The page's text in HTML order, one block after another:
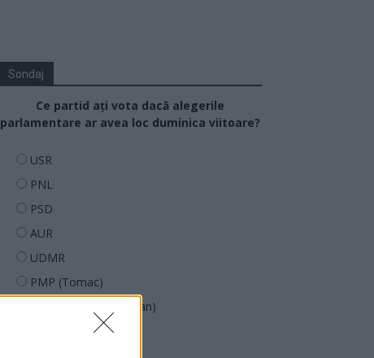
Sondaj
Ce partid ați vota dacă alegerile
parlamentare ar avea loc duminica viitoare?
USR
PNL
PSD
AUR
UDMR
PMP (Tomac)
Forța Dreptei (L. Orban)